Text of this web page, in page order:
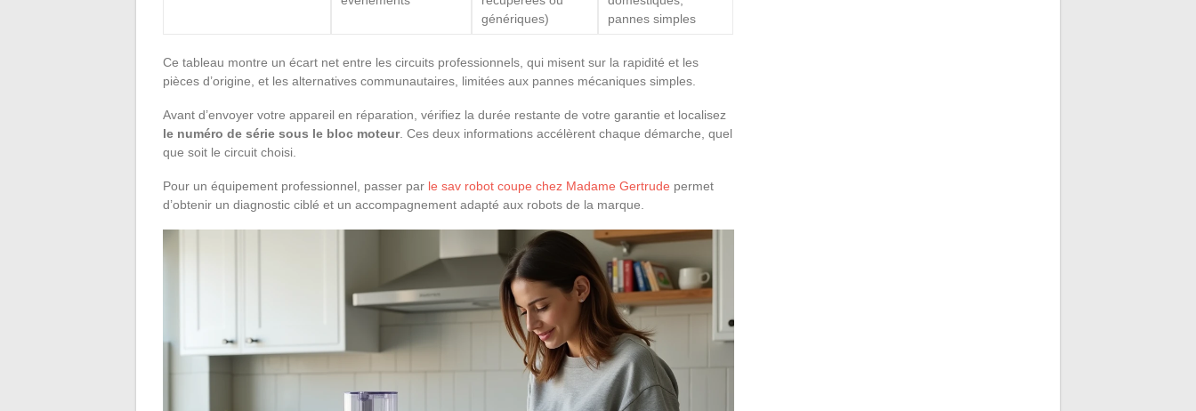
génériques)
pannes simples
Ce tableau montre un écart net entre les circuits professionnels, qui misent sur la rapidité et les
pièces d’origine, et les alternatives communautaires, limitées aux pannes mécaniques simples.
Avant d’envoyer votre appareil en réparation, vérifiez la durée restante de votre garantie et localisez
le numéro de série sous le bloc moteur. Ces deux informations accélèrent chaque démarche, quel
que soit le circuit choisi.
Pour un équipement professionnel, passer par le sav robot coupe chez Madame Gertrude permet
d’obtenir un diagnostic ciblé et un accompagnement adapté aux robots de la marque.